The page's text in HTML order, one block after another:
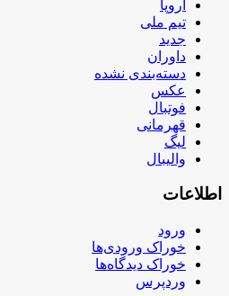
اروپا
تیم ملی
جدید
داوران
دسته‌بندی نشده
عکس
فوتبال
قهرمانی
لیگ
والیبال
اطلاعات
ورود
خوراک ورودی‌ها
خوراک دیدگاه‌ها
وردپرس